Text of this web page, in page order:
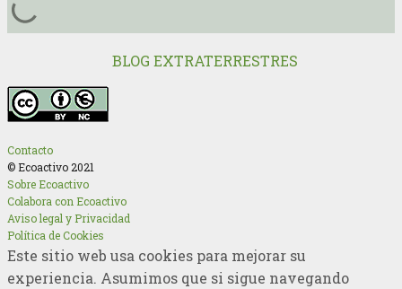
BLOG EXTRATERRESTRES
Contacto
© Ecoactivo 2021
Sobre Ecoactivo
Colabora con Ecoactivo
Aviso legal y Privacidad
Política de Cookies
Este sitio web usa cookies para mejorar su
experiencia. Asumimos que si sigue navegando